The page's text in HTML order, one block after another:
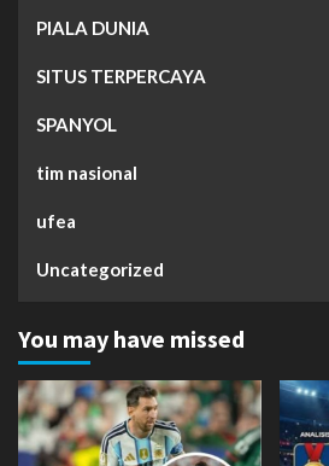
PIALA DUNIA
SITUS TERPERCAYA
SPANYOL
tim nasional
ufea
Uncategorized
You may have missed